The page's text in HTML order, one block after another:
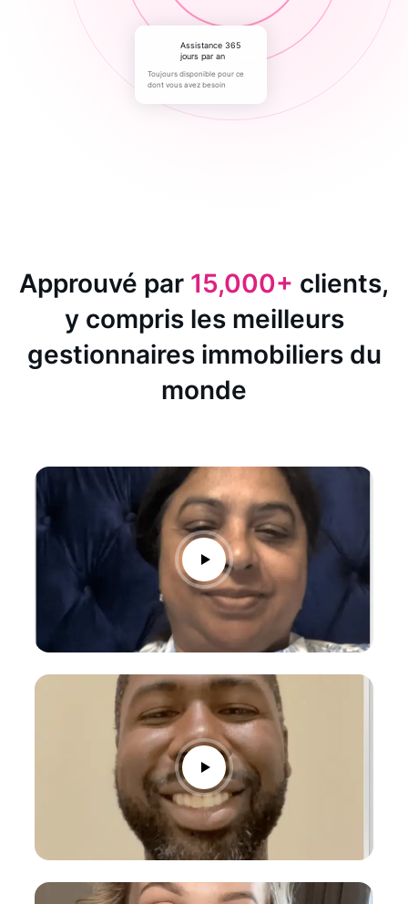
Assistance 365
jours par an
Toujours disponible pour ce
dont vous avez besoin
Approuvé par 15,000+ clients,
y compris les meilleurs
gestionnaires immobiliers du
monde